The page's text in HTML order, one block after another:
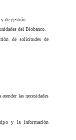
de gestión.
del Biobanco.
de solicitudes de
las necesidades
y la información